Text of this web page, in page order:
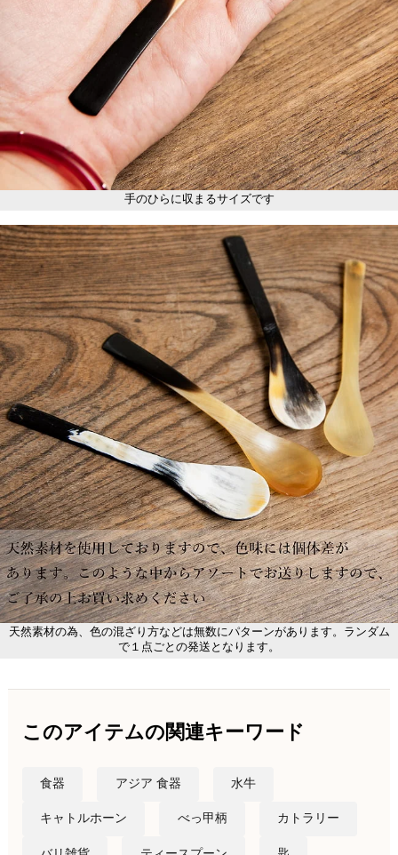
手のひらに収まるサイズです
天然素材の為、色の混ざり方などは無数にパターンがあります。ランダム
で１点ごとの発送となります。
このアイテムの関連キーワード
食器 アジア 食器 水牛
キャトルホーン べっ甲柄 カトラリー